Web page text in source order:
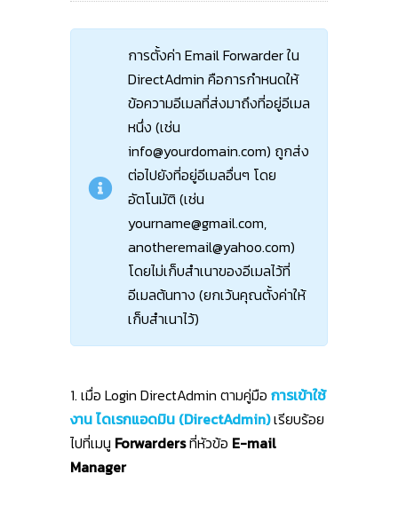
การตั้งค่า Email Forwarder ใน
DirectAdmin คือการกำหนดให้
ข้อความอีเมลที่ส่งมาถึงที่อยู่อีเมล
หนึ่ง (เช่น
info@yourdomain.com) ถูกส่ง
ต่อไปยังที่อยู่อีเมลอื่นๆ โดย
อัตโนมัติ (เช่น
yourname@gmail.com,
anotheremail@yahoo.com)
โดยไม่เก็บสำเนาของอีเมลไว้ที่
อีเมลต้นทาง (ยกเว้นคุณตั้งค่าให้
เก็บสำเนาไว้)
1. เมื่อ Login DirectAdmin ตามคู่มือ การเข้าใช้
งาน ไดเรกแอดมิน (DirectAdmin)เรียบร้อย
ไปที่เมนู Forwardersที่หัวข้อ E-mail
Manager